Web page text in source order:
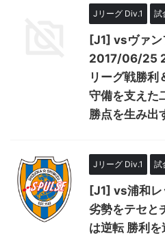
Jリーグ Div.1 試
[J1] vsヴァ
2017/06/25 2
リーグ戦勝利
守備を支えた
勝点を生み出
Jリーグ Div.1 試
[J1] vs浦和
劣勢をテセと
は逆転 勝利